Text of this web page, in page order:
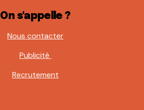
On s'appelle ?
Nous contacter
Publicité
Recrutement